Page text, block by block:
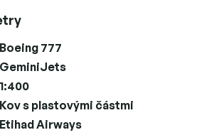
Boeing 777
GeminiJets
1:400
Kov s plastovými částmi
Etihad Airways